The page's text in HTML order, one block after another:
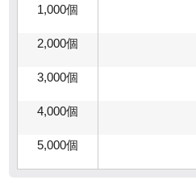
1,000個
2,000個
3,000個
4,000個
5,000個